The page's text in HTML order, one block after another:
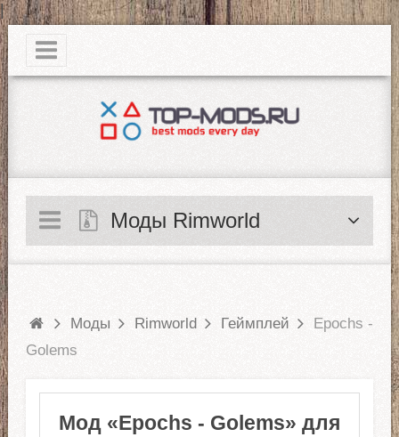
|
Моды Rimworld
Моды Rimworld Геймплей
Epochs -
Golems
Мод «Epochs - Golems» для